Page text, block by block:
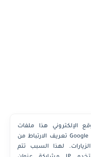
الإلكتروني هذا ملفات
تعريف الارتباط من Google لتقديم خدماته
لهذا السبب تتم